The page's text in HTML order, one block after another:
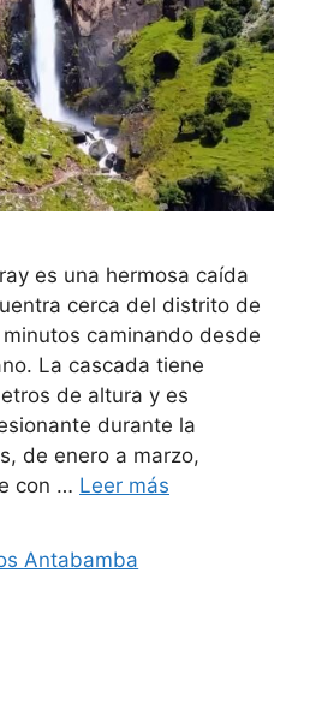
es una hermosa caída
cerca del distrito de
caminando desde
La cascada tiene
de altura y es
durante la
de enero a marzo,
con … Leer más
Antabamba